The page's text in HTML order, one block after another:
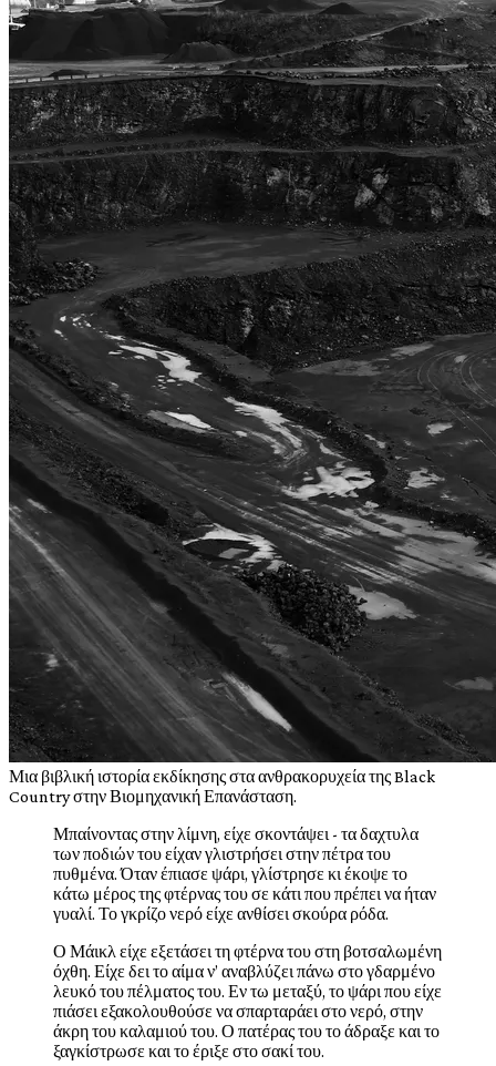
Μια βιβλική ιστορία εκδίκησης στα ανθρακορυχεία της Black
Country στην Βιομηχανική Επανάσταση.
Μπαίνοντας στην λίμνη, είχε σκοντάψει - τα δαχτυλα
των ποδιών του είχαν γλιστρήσει στην πέτρα του
πυθμένα. Όταν έπιασε ψάρι, γλίστρησε κι έκοψε το
κάτω μέρος της φτέρνας του σε κάτι που πρέπει να ήταν
γυαλί. Το γκρίζο νερό είχε ανθίσει σκούρα ρόδα.
Ο Μάικλ είχε εξετάσει τη φτέρνα του στη βοτσαλωμένη
όχθη. Είχε δει το αίμα ν’ αναβλύζει πάνω στο γδαρμένο
λευκό του πέλματος του. Εν τω μεταξύ, το ψάρι που είχε
πιάσει εξακολουθούσε να σπαρταράει στο νερό, στην
άκρη του καλαμιού του. Ο πατέρας του το άδραξε και το
ξαγκίστρωσε και το έριξε στο σακί του.